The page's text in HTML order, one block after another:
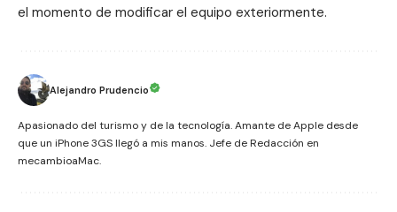
el momento de modificar el equipo exteriormente.
Alejandro Prudencio
Apasionado del turismo y de la tecnología. Amante de Apple desde
que un iPhone 3GS llegó a mis manos. Jefe de Redacción en
mecambioaMac.